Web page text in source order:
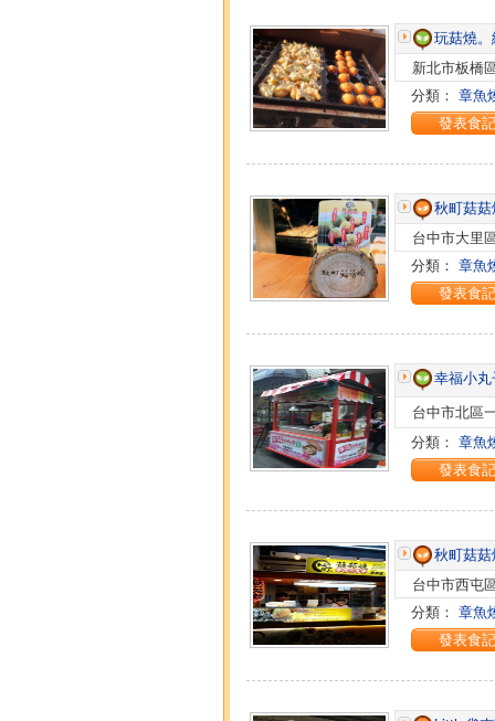
玩菇燒
新北市板橋
分類： 章魚
發表食記
秋町菇
台中市大里
分類： 章魚
發表食記
幸福小
台中市北區
分類： 章魚
發表食記
秋町菇
台中市西屯
分類： 章魚
發表食記